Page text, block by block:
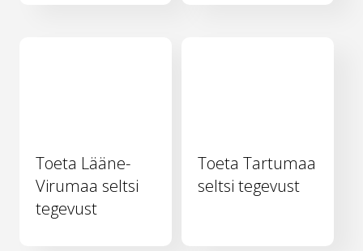
Toeta Lääne-
Virumaa seltsi
tegevust
Toeta Tartumaa
seltsi tegevust